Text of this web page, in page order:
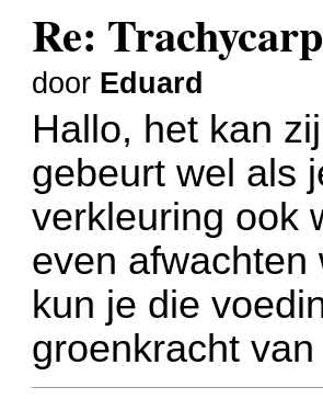
Re:
door Eduard
Hallo, het kan
gebeurt wel als
verkleuring ook
even
kun je die
groenkracht